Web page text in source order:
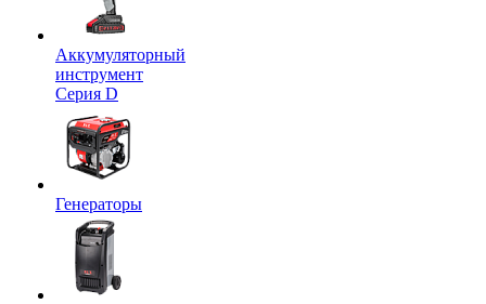
Аккумуляторный
инструмент
Серия D
Генераторы